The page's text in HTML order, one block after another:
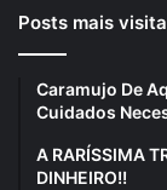
Posts mais
Caramujo De
Cuidados
A RARÍSSIMA
DINHEIRO!!